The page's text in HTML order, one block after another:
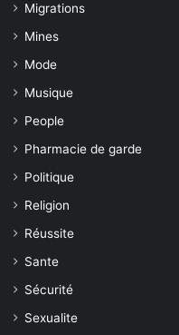
Migrations
Mines
Mode
Musique
People
Pharmacie de garde
Politique
Religion
Réussite
Sante
Sécurité
Sexualite